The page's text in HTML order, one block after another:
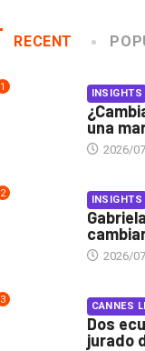
RECENT
1 INSIGHTS
una
2026/
2 INSIGHTS
2026/
3 CANNES
Dos
jurado